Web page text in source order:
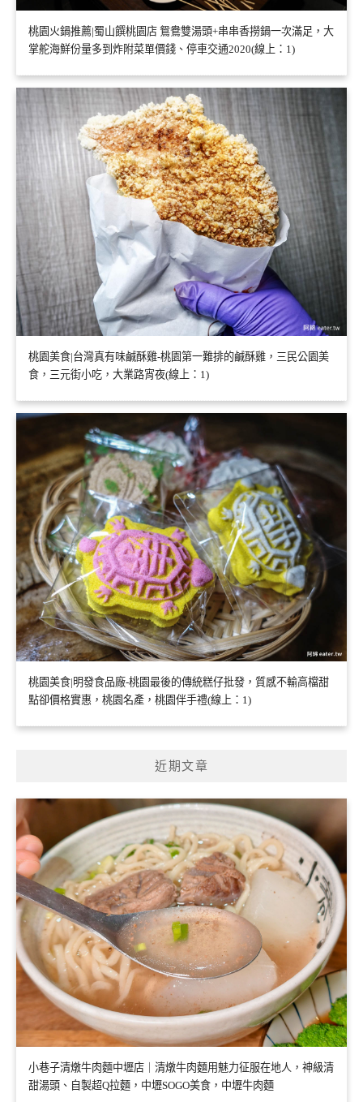
桃園火鍋推薦|蜀山饌桃園店 鴛鴦雙湯頭+串串香撈鍋一次滿足，大
掌舵海鮮份量多到炸附菜單價錢、停車交通2020(線上：1)
桃園美食|台灣真有味鹹酥雞-桃園第一難排的鹹酥雞，三民公園美
食，三元街小吃，大業路宵夜(線上：1)
桃園美食|明發食品廠-桃園最後的傳統糕仔批發，質感不輸高檔甜
點卻價格實惠，桃園名產，桃園伴手禮(線上：1)
近期文章
小巷子清燉牛肉麵中壢店｜清燉牛肉麵用魅力征服在地人，神級清
甜湯頭、自製超Q拉麵，中壢SOGO美食，中壢牛肉麵